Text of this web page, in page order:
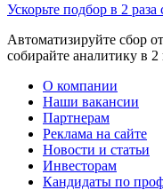
Ускорьте подбор в 2 раза
Автоматизируйте сбор
собирайте аналитику в 2
О компании
Наши вакансии
Партнерам
Реклама на сайте
Новости и статьи
Инвесторам
Кандидаты по